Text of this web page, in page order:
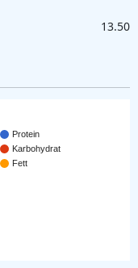
13.50
Protein
Karbohydrat
Fett